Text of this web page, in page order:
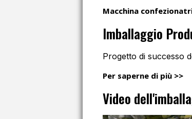
Macchina
Imballaggio
Progetto di successo
Per saperne di più >>
Video